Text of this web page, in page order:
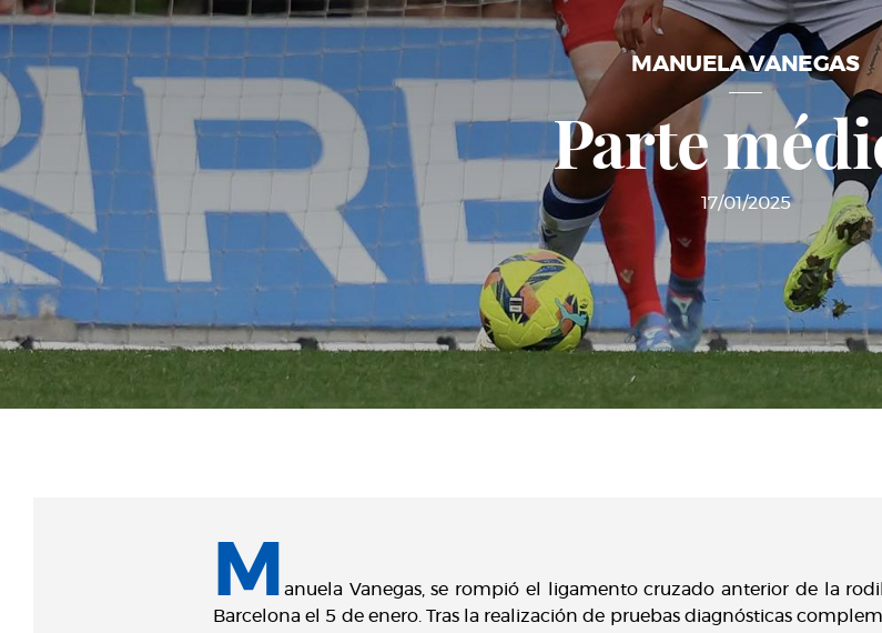
MANUELA VANEGAS
Parte
17/01/2025
M
anuela Vanegas, se rompió el ligamento cruzado anterior de la
Barcelona el 5 de enero. Tras la realización de pruebas diagnósticas